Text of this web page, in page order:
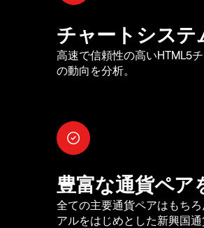
チャートシステ
高速で信頼性の高いHTML5
の動向を分析。
豊富な通貨ペア
全ての主要通貨ペアはもち
アルをはじめとした新興国